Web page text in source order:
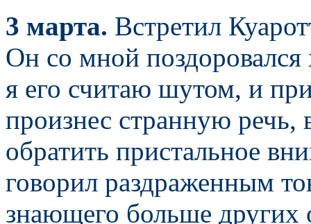
3 марта. Встретил
Он со мной поздоровался
я его считаю шутом, и
произнес странную речь,
обратить пристальное
говорил раздраженным
знающего больше других